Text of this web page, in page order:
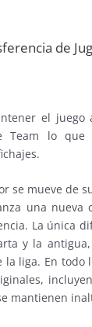
de
el juego
Team lo
se mueve de
una nueva
La única
y la
liga. En todo
mantienen